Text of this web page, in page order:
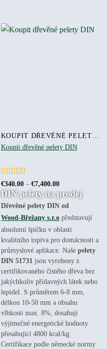
Koupit dřevěné pelety DIN
Hodnocení
5z 5
€340.00 – €7,400.00Rozpětí
€340.00
až
€7,400.00
DIN pelety na prodej
Dřevěné pelety DIN od
Wood-Břežany s.r.opředstavují
absolutní špičku v oblasti
kvalitního topiva pro domácnosti a
průmyslové aplikace. Naše pelety
DIN 51731jsou vyrobeny z
certifikovaného čistého dřeva bez
jakýchkoliv přídavných látek nebo
lepidel. S průměrem 6-8 mm,
délkou 10-50 mm a obsahu
vlhkosti max. 8%, dosahují
výjimečné energetické hodnoty
přesahující 4800 kcal/kg.
Certifikace podle německé normy